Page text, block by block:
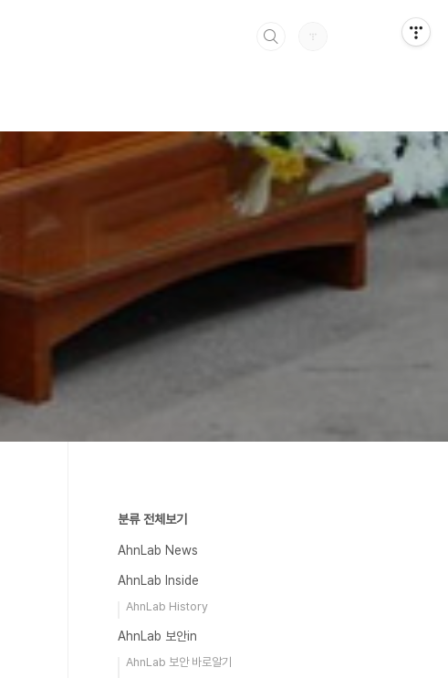
분류 전체보기
AhnLab News
AhnLab Inside
AhnLab History
AhnLab 보안in
AhnLab 보안 바로알기